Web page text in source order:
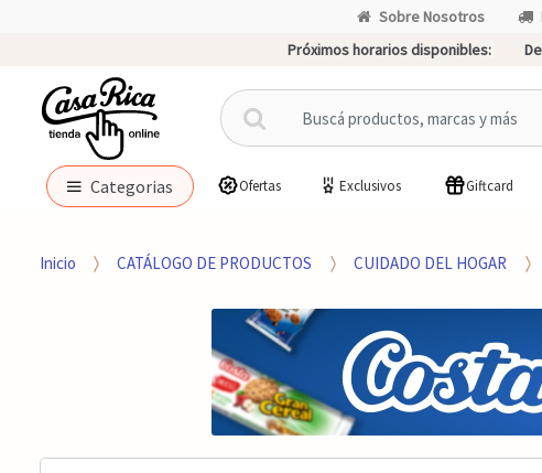
Sobre Nosotros
Próximos horarios disponibles:
B
u
c
p
r
Categorias Ofertas Exclusivos Giftcard
Inicio CATÁLOGO DE PRODUCTOS CUIDADO DEL HOGAR